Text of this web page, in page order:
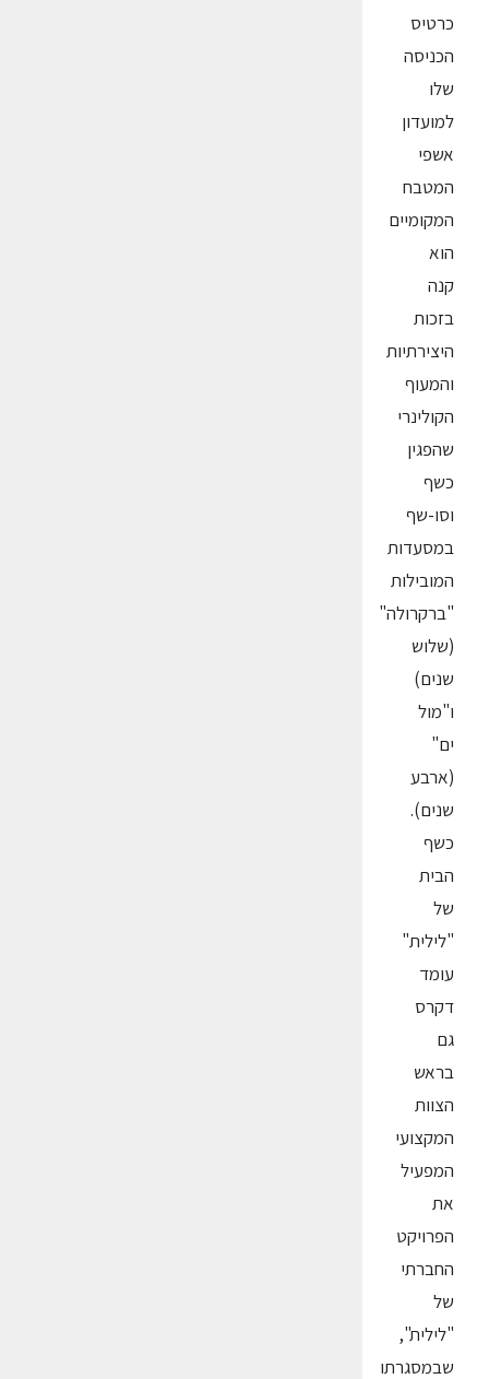
כרטיס
הכניסה
שלו
למועדון
אשפי
המטבח
המקומיים
הוא
קנה
בזכות
היצירתיות
והמעוף
הקולינרי
שהפגין
כשף
וסו-שף
במסעדות
המובילות
"ברקרולה"
(שלוש
שנים)
ו"מול
ים"
(ארבע
שנים).
כשף
הבית
של
"לילית"
עומד
דקרס
גם
בראש
הצוות
המקצועי
המפעיל
את
הפרויקט
החברתי
של
"לילית",
שבמסגרתו